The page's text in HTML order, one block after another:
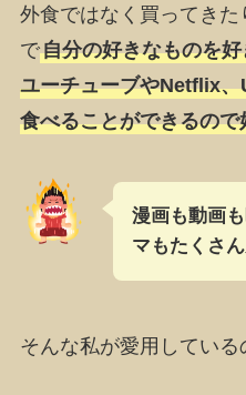
外食ではなく買ってきた
で自分の好きなものを
ユーチューブやNetflix
食べることができるので
漫画も動画
マもたくさ
そんな私が愛用している